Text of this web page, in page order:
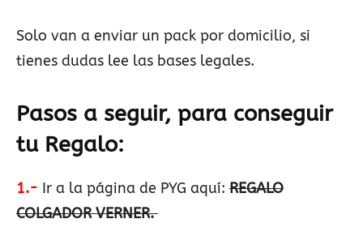
Solo van a enviar un pack por domicilio, si
tienes dudas lee las bases legales.
Pasos a seguir, para conseguir
tu Regalo:
1.- Ir a la página de PYG aquí: REGALO
COLGADOR VERNER.